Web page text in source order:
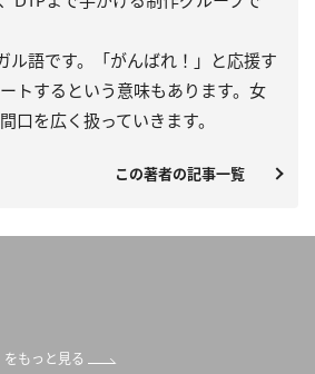
ル語です。「がんばれ！」と応援す
トするという意味もあります。女
口を広く扱っていきます。
この著者の記事一覧
をもっと見る